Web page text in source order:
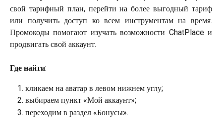
свой тарифный план, перейти на более выгодный тариф
или получить доступ ко всем инструментам на время.
Промокоды помогают изучать возможности ChatPlace и
продвигать свой аккаунт.
Где найти:
кликаем на аватар в левом нижнем углу;
выбираем пункт «Мой аккаунт»;
переходим в раздел «Бонусы».